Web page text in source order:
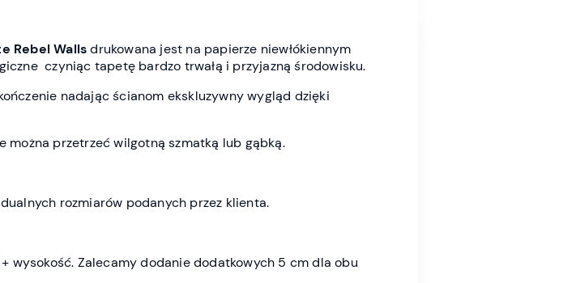
Rebel Wallsdrukowana jest na papierze niewłókiennym
czyniąc tapetę bardzo trwałą i przyjazną środowisku.
nadając ścianom ekskluzywny wygląd dzięki
przetrzeć wilgotną szmatką lub gąbką.
rozmiarów podanych przez klienta.
wysokość. Zalecamy dodanie dodatkowych 5 cm dla obu